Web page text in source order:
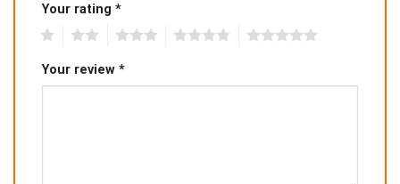
Your rating *
Your review *